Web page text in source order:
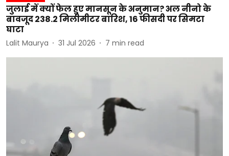
जुलाई में क्यों फेल हुए मानसून के अनुमान? अल नीनो के
बावजूद 238.2 मिलीमीटर बारिश, 16 फीसदी पर सिमटा
घाटा
Lalit Maurya 31 Jul 2026 7 min read